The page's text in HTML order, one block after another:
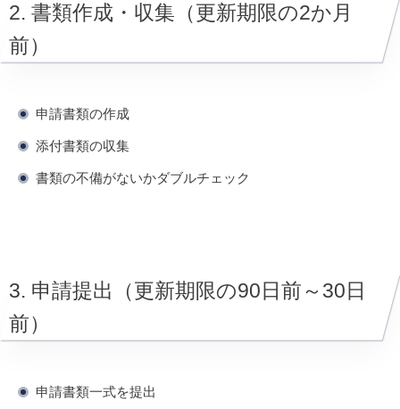
2. 書類作成・収集（更新期限の2か月
前）
申請書類の作成
添付書類の収集
書類の不備がないかダブルチェック
3. 申請提出（更新期限の90日前～30日
前）
申請書類一式を提出